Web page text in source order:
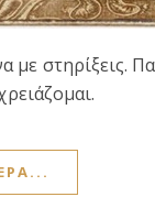
με στηρίξεις.